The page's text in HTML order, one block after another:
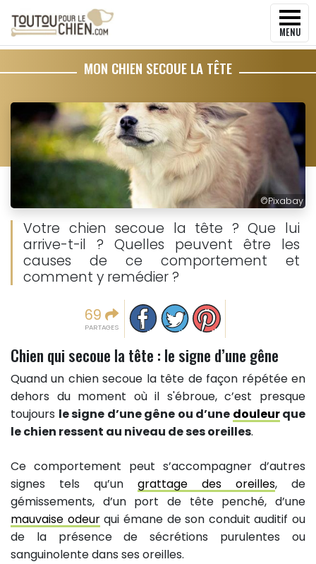
MENU
MON CHIEN SECOUE LA TÊTE
©Pixabay
Votre chien secoue la tête ? Que lui
arrive-t-il ? Quelles peuvent être les
causes de ce comportement et
comment y remédier ?
69
PARTAGES
Partager sur facebook
Partager sur Twitter
Epingler sur Pinterest
Chien qui secoue la tête : le signe d’une gêne
Quand un chien secoue la tête de façon répétée en
dehors du moment où il s'ébroue, c’est presque
toujours le signe d’une gêne ou d’une douleurque
le chien ressent au niveau de ses oreilles.
Ce comportement peut s’accompagner d’autres
signes tels qu’un grattage des oreilles, de
gémissements, d’un port de tête penché, d’une
mauvaise odeurqui émane de son conduit auditif ou
de la présence de sécrétions purulentes ou
sanguinolente dans ses oreilles.